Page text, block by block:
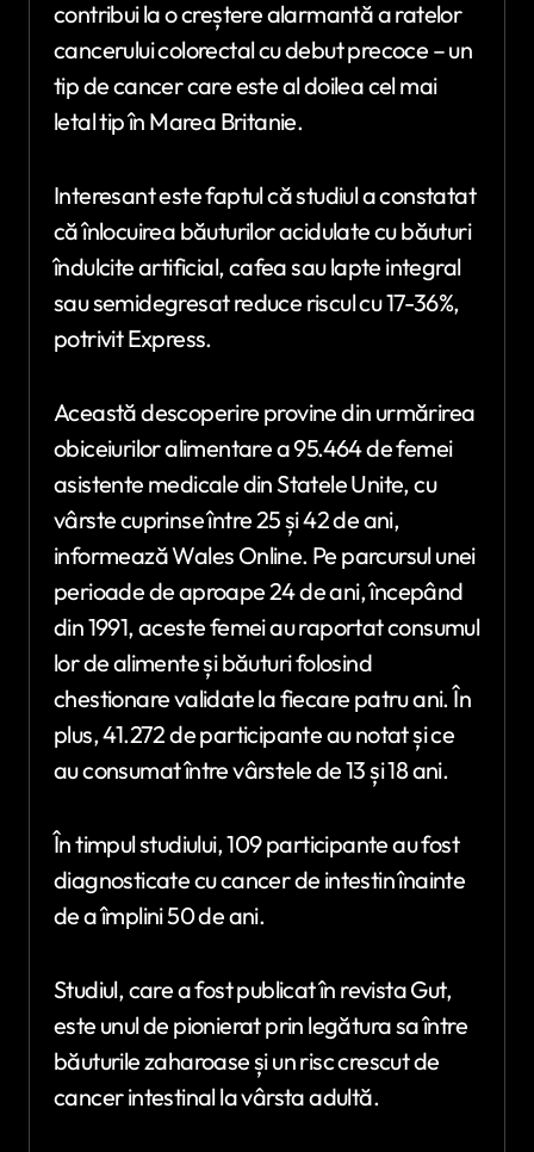
contribui la o creștere alarmantă a ratelor
cancerului colorectal cu debut precoce – un
tip de cancer care este al doilea cel mai
letal tip în Marea Britanie.
Interesant este faptul că studiul a constatat
că înlocuirea băuturilor acidulate cu băuturi
îndulcite artificial, cafea sau lapte integral
sau semidegresat reduce riscul cu 17-36%,
potrivit Express.
Această descoperire provine din urmărirea
obiceiurilor alimentare a 95.464 de femei
asistente medicale din Statele Unite, cu
vârste cuprinse între 25 și 42 de ani,
informează Wales Online. Pe parcursul unei
perioade de aproape 24 de ani, începând
din 1991, aceste femei au raportat consumul
lor de alimente și băuturi folosind
chestionare validate la fiecare patru ani. În
plus, 41.272 de participante au notat și ce
au consumat între vârstele de 13 și 18 ani.
În timpul studiului, 109 participante au fost
diagnosticate cu cancer de intestin înainte
de a împlini 50 de ani.
Studiul, care a fost publicat în revista Gut,
este unul de pionierat prin legătura sa între
băuturile zaharoase și un risc crescut de
cancer intestinal la vârsta adultă.